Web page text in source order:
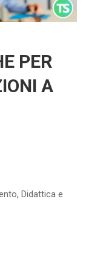
PER
A
, Didattica e